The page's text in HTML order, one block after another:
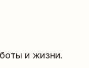
и жизни.